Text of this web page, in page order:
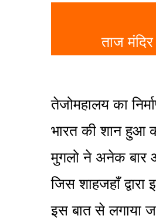
ताज
तेजोमहालय का
भारत की शान हुआ
मुगलो ने अनेक बार
जिस शाहजहाँ
इस बात से लगाया